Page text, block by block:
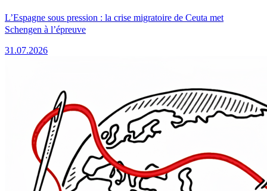
L’Espagne sous pression : la crise migratoire de Ceuta met
Schengen à l’épreuve
31.07.2026